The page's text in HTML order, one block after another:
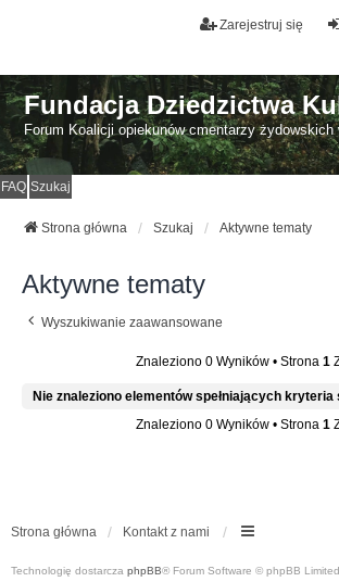
Zarejestruj się
Fundacja Dziedzictwa
Forum Koalicji opiekunów cmentarzy żydowskich
FAQ Szukaj
Strona główna Szukaj Aktywne tematy
Aktywne tematy
Wyszukiwanie zaawansowane
Znaleziono 0 Wyników • Strona 1
Nie znaleziono elementów spełniających kryteria
Znaleziono 0 Wyników • Strona 1
Strona główna Kontakt z nami
Technologię dostarcza phpBB® Forum Software © phpBB Limited